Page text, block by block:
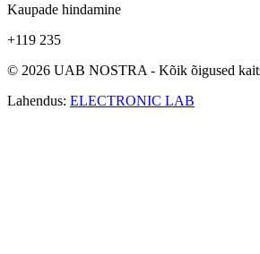
Kaupade hindamine
+119 235
© 2026 UAB NOSTRA - Kõik õigused
Lahendus: ELECTRONIC LAB